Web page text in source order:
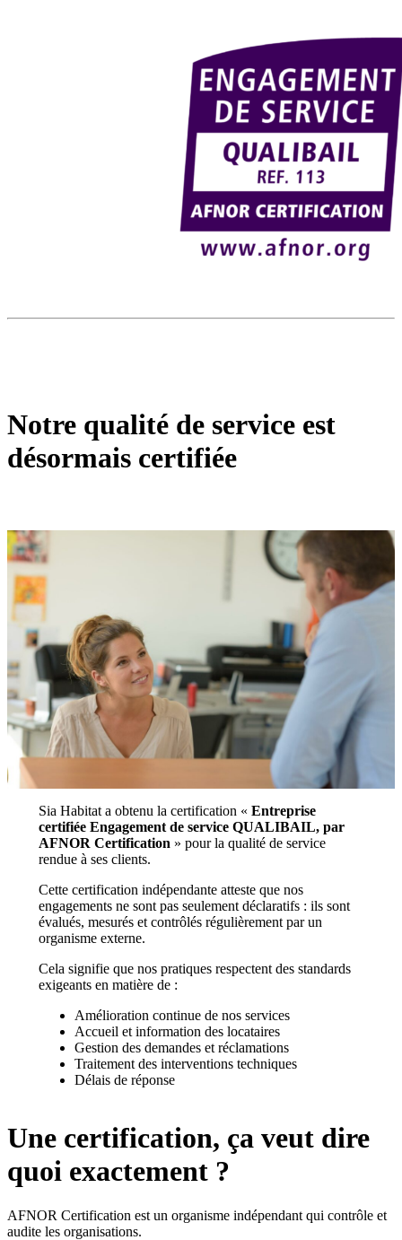
Notre qualité de service est
désormais certifiée
Sia Habitat a obtenu la certification « Entreprise
certifiée Engagement de service QUALIBAIL, par
AFNOR Certification » pour la qualité de service
rendue à ses clients.
Cette certification indépendante atteste que nos
engagements ne sont pas seulement déclaratifs : ils sont
évalués, mesurés et contrôlés régulièrement par un
organisme externe.
Cela signifie que nos pratiques respectent des standards
exigeants en matière de :
Amélioration continue de nos services
Accueil et information des locataires
Gestion des demandes et réclamations
Traitement des interventions techniques
Délais de réponse
Une certification, ça veut dire
quoi exactement ?
AFNOR Certification est un organisme indépendant qui contrôle et
audite les organisations.